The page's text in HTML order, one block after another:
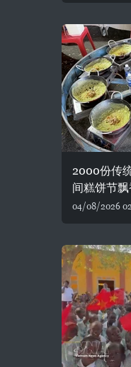
2000份传
间糕饼节
04/08/2026